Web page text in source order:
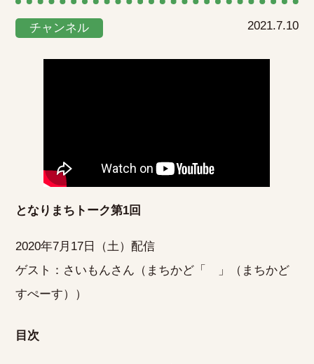
チャンネル 2021.7.10
となりまちトーク第1回
2020年7月17日（土）配信
ゲスト：さいもんさん（まちかど「 」（まちかど
すぺーす））
目次